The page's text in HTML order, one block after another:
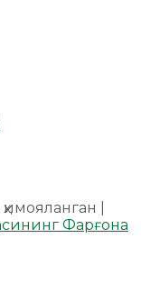
|
Фарғона